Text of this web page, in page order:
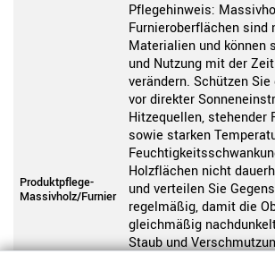
Produktpflege-
Massivholz/Furnier
Pflegehinweis:
Furnieroberflächen sind
Materialien und können
und Nutzung mit der
verändern. Schützen
vor direkter
Hitzequellen, stehender
sowie starken
Holzflächen nicht
und verteilen Sie
regelmäßig, damit die
gleichmäßig
Staub und